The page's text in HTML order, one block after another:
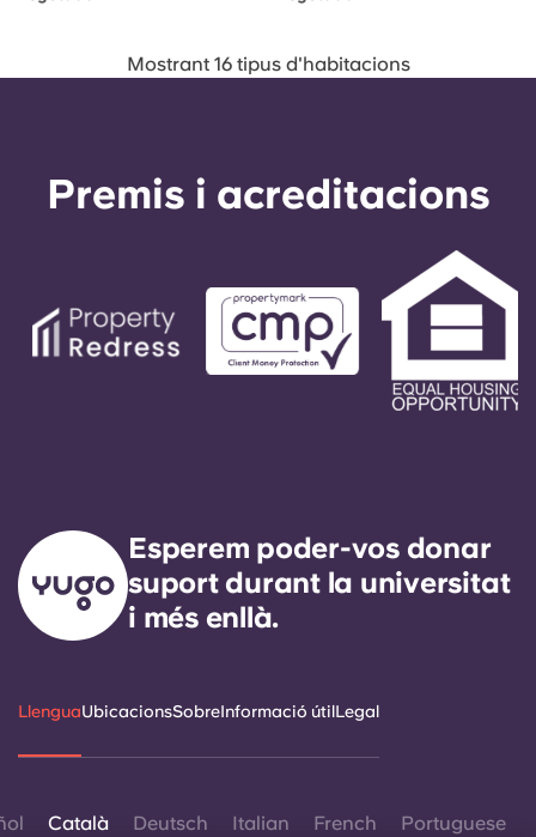
Mostrant 16 tipus d'habitacions
Premis i acreditacions
Esperem poder-vos donar
suport durant la universitat
i més enllà.
LlenguaUbicacionsSobreInformació útilLegal
Català Deutsch Italian French Portuguese